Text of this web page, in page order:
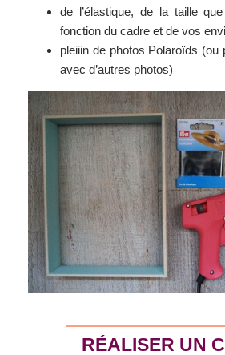
de l’élastique, de la taille
fonction du cadre et de vos
pleiiin de photos Polaroïds (ou
avec d’autres photos)
RÉALISER UN